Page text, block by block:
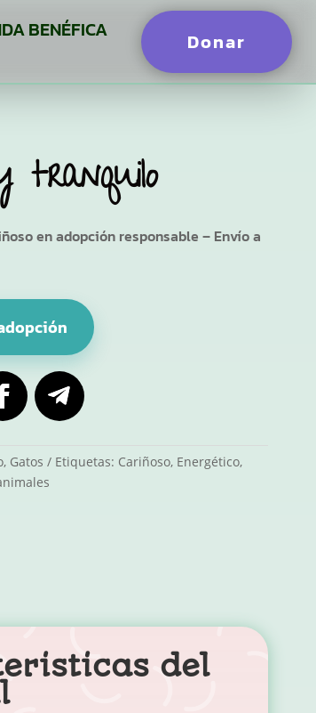
BENÉFICA
Donar
tranquilo
en adopción responsable – Envío a
, Gatos Etiquetas: Cariñoso, Energético,
del